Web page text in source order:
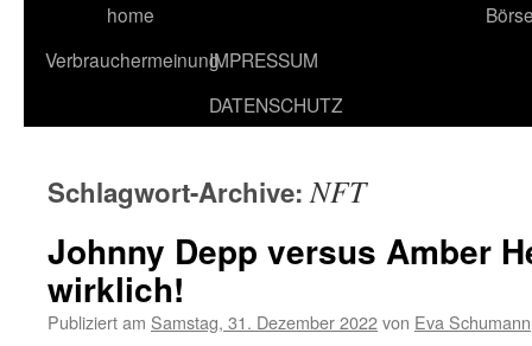
home
VerbrauchermeinungIMPRESSUM
DATENSCHUTZ
Schlagwort-Archive:NFT
Johnny Depp versus Amber
wirklich!
Publiziert am Samstag, 31. Dezember 2022von Eva Schumann